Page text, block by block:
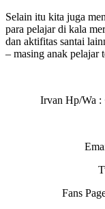
Selain itu kita juga
para pelajar di kala
dan aktifitas santai
– masing anak pelajar
Irvan Hp/Wa :
Fans